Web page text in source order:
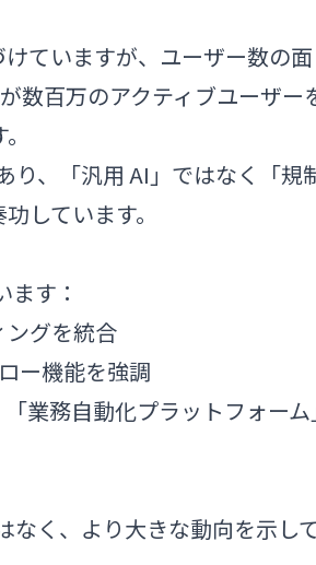
ていますが、ユーザー数の面
数百万のアクティブユーザー
り、「汎用 AI」ではなく「規
しています。
す：
ングを統合
ー機能を強調
業務自動化プラットフォーム
なく、より大きな動向を示し